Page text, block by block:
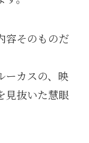
容そのものだ
ーカスの、映
見抜いた慧眼